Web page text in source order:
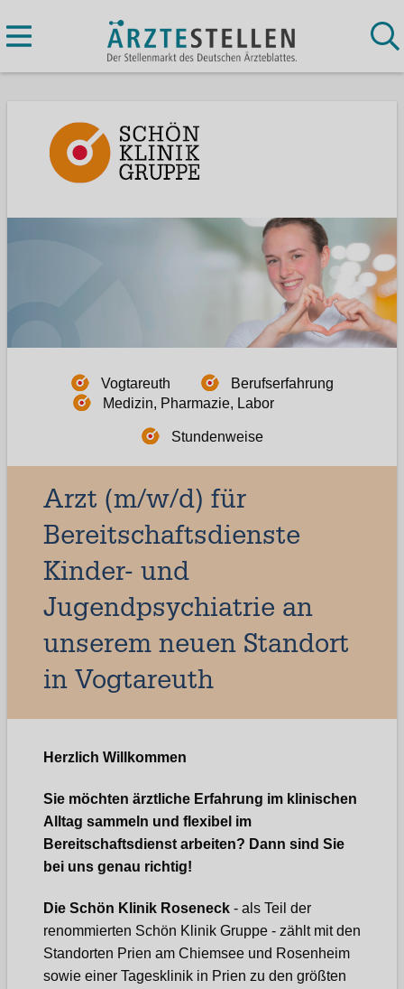
Vogtareuth
Berufserfahrung
Medizin, Pharmazie, Labor
Stundenweise
Arzt (m/w/d) für
Bereitschaftsdienste
Kinder- und
Jugendpsychiatrie an
unserem neuen Standort
in Vogtareuth
Herzlich Willkommen
Sie möchten ärztliche Erfahrung im klinischen
Alltag sammeln und flexibel im
Bereitschaftsdienst arbeiten? Dann sind Sie
bei uns genau richtig!
Die Schön Klinik Roseneck - als Teil der
renommierten Schön Klinik Gruppe - zählt mit den
Standorten Prien am Chiemsee und Rosenheim
sowie einer Tagesklinik in Prien zu den größten